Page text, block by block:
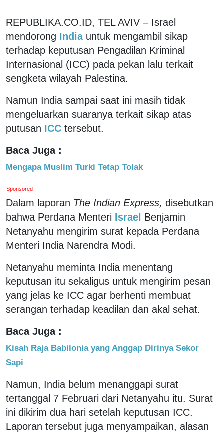
REPUBLIKA.CO.ID, TEL AVIV – Israel
mendorong India untuk mengambil sikap
terhadap keputusan Pengadilan Kriminal
Internasional (ICC) pada pekan lalu terkait
sengketa wilayah Palestina.
Namun India sampai saat ini masih tidak
mengeluarkan suaranya terkait sikap atas
putusan ICC tersebut.
Baca Juga :
Mengapa Muslim Turki Tetap Tolak
Sponsored
Dalam laporan The Indian Express, disebutkan
bahwa Perdana Menteri Israel Benjamin
Netanyahu mengirim surat kepada Perdana
Menteri India Narendra Modi.
Netanyahu meminta India menentang
keputusan itu sekaligus untuk mengirim pesan
yang jelas ke ICC agar berhenti membuat
serangan terhadap keadilan dan akal sehat.
Baca Juga :
Kisah Raja Babilonia yang Anggap Dirinya Sekor
Sapi
Namun, India belum menanggapi surat
tertanggal 7 Februari dari Netanyahu itu. Surat
ini dikirim dua hari setelah keputusan ICC.
Laporan tersebut juga menyampaikan, alasan